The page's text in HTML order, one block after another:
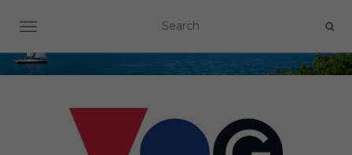
OUVRIR/FERMER LA NAVIGATION